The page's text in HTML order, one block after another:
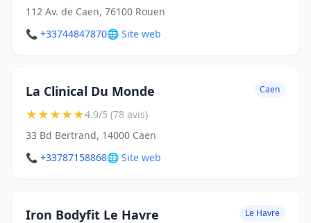
112 Av. de Caen, 76100 Rouen
📞 +33744847870🌐 Site web
La Clinical Du Monde Caen
★★★★★4.9/5 (78 avis)
33 Bd Bertrand, 14000 Caen
📞 +33787158868🌐 Site web
Iron Bodyfit Le Havre Le Havre